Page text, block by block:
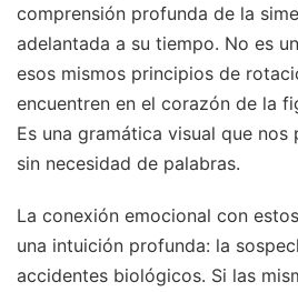
comprensión profunda de la
adelantada a su tiempo. No es
esos mismos principios de
encuentren en el corazón de la
Es una gramática visual que nos
sin necesidad de palabras.
La conexión emocional con
una intuición profunda: la
accidentes biológicos. Si las